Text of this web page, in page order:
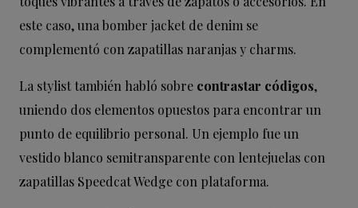
este caso, una bomber jacket de denim se
complementó con zapatillas naranjas y charms.
La stylist también habló sobre contrastar códigos,
uniendo dos elementos opuestos para encontrar un
punto de equilibrio personal. Un ejemplo fue un
vestido blanco semitransparente con lentejuelas con
zapatillas Speedcat Wedge con plataforma.